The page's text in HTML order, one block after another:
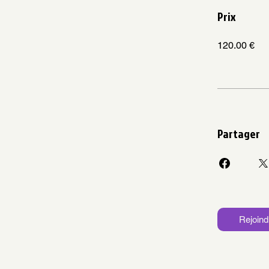
Prix
120.00 €
Partager